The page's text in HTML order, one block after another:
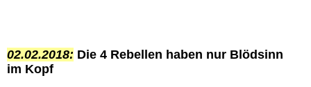
02.02.2018: Die 4 Rebellen haben nur Blödsinn
im Kopf